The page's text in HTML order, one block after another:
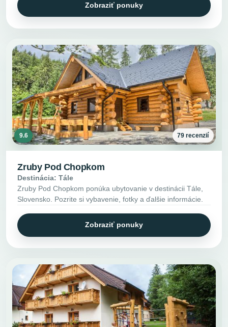
Zobraziť ponuky
9.6 79 recenzií
Zruby Pod Chopkom
Destinácia: Tále
Zruby Pod Chopkom ponúka ubytovanie v destinácii Tále,
Slovensko. Pozrite si vybavenie, fotky a ďalšie informácie.
Zobraziť ponuky